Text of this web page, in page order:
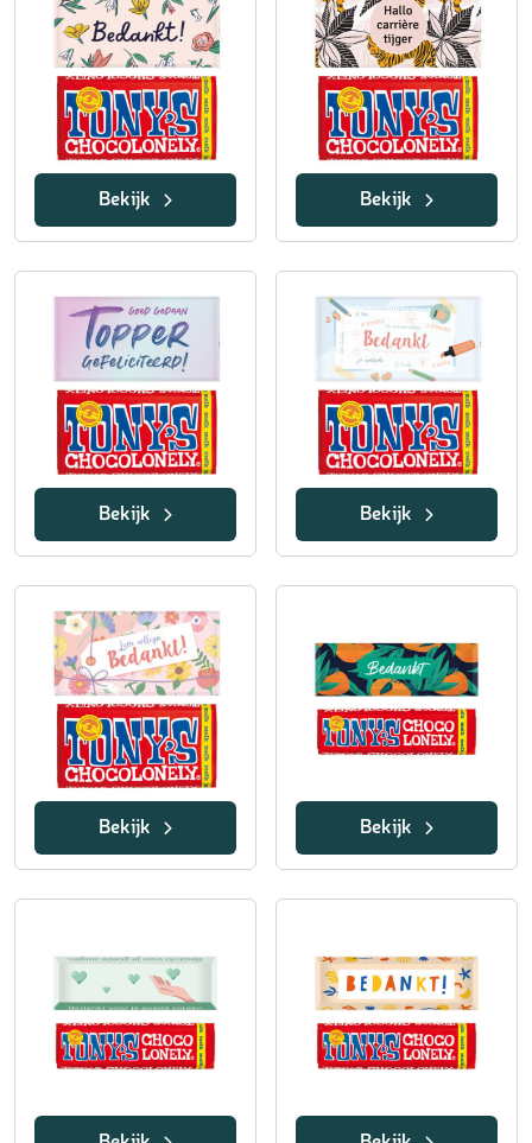
Bekijk Bekijk
Bekijk Bekijk
Bekijk Bekijk